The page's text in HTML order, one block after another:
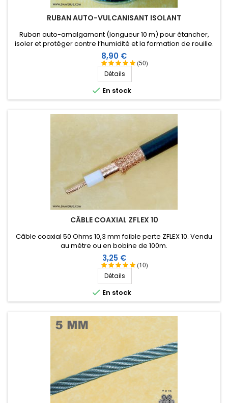
RUBAN AUTO-VULCANISANT ISOLANT
(50)
Ruban auto-amalgamant (longueur 10 m) pour étancher,
isoler et protéger contre l’humidité et la formation de rouille.
Devient une masse homogène et résiste aux hautes tensions.
Prix
8,90 €
Détails
 En stock
CÂBLE COAXIAL ZFLEX 10
(10)
Câble coaxial 50 Ohms 10,3 mm faible perte ZFLEX 10. Vendu
au mètre ou en bobine de 100m.
Prix
3,25 €
Détails
 En stock